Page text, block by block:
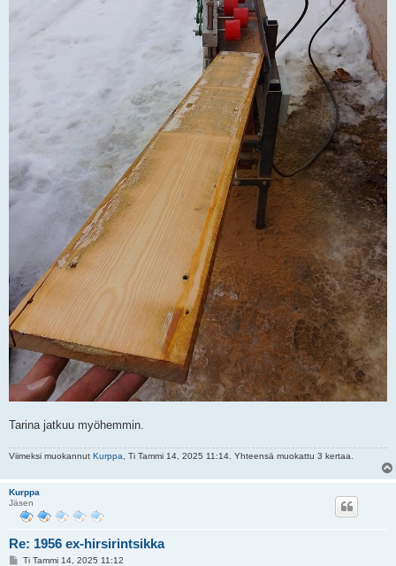
Tarina jatkuu myöhemmin.
Viimeksi muokannut Kurppa , Ti Tammi 14, 2025 11:14. Yhteensä muokattu 3 kertaa.
Kurppa
Jäsen
Re: 1956 ex-hirsirintsikka
VTi Tammi 14, 2025 11:12